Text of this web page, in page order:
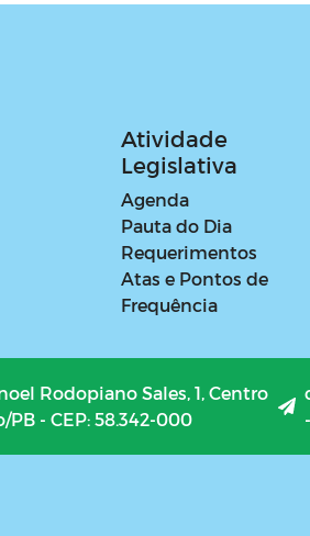
Atividade
Legislativa
Agenda
Pauta do Dia
Requerimentos
Atas e Pontos de
Frequência
Rodopiano Sales, 1, Centro
PB - CEP: 58.342-000